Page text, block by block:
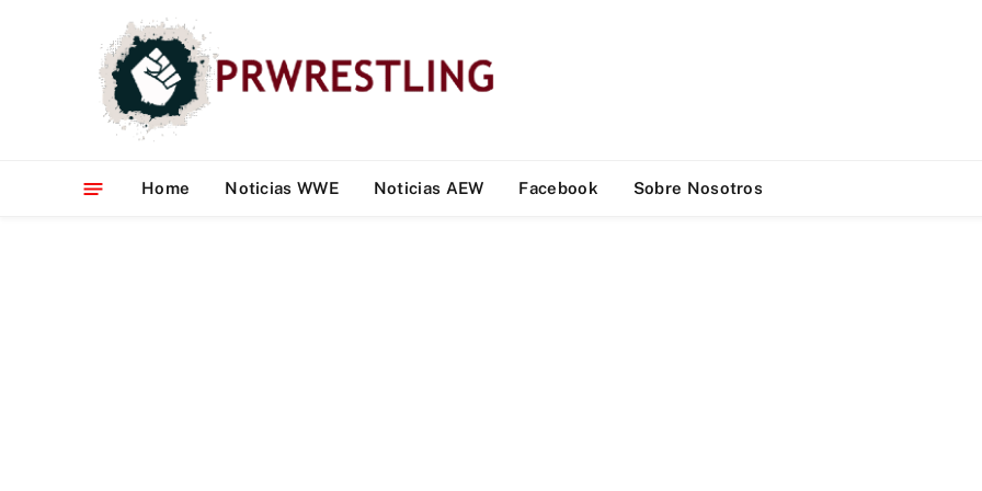
Home Noticias WWE Noticias AEW Facebook Sobre Nosotros